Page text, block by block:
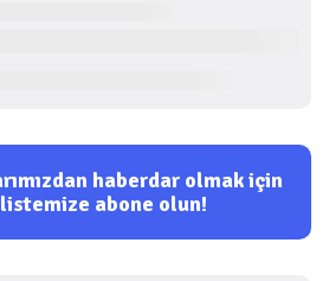
haberdar olmak için
abone olun!